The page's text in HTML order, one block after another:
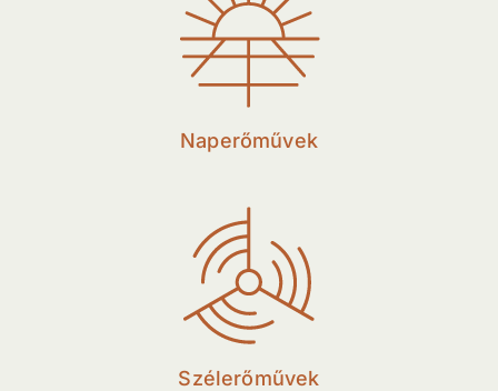
Naperőművek
Szélerőművek